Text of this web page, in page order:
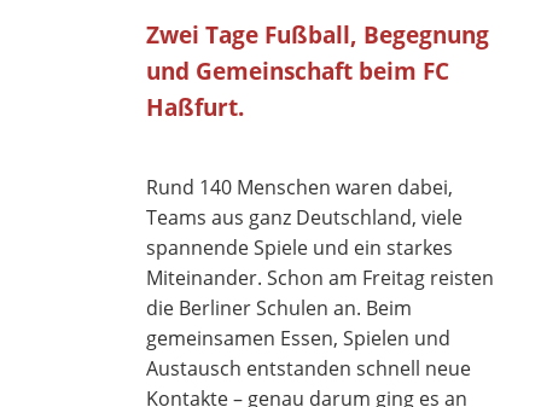
Zwei Tage Fußball, Begegnung
und Gemeinschaft beim FC
Haßfurt.
Rund 140 Menschen waren dabei,
Teams aus ganz Deutschland, viele
spannende Spiele und ein starkes
Miteinander. Schon am Freitag reisten
die Berliner Schulen an. Beim
gemeinsamen Essen, Spielen und
Austausch entstanden schnell neue
Kontakte – genau darum ging es an